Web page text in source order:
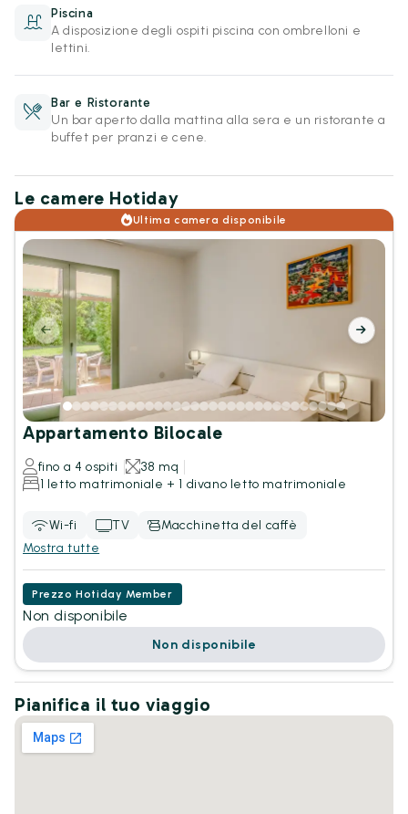
Piscina
A disposizione degli ospiti piscina con ombrelloni e
lettini.
Bar e Ristorante
Un bar aperto dalla mattina alla sera e un ristorante a
buffet per pranzi e cene.
Le camere Hotiday
Ultima camera disponibile
Appartamento Bilocale
fino a 4 ospiti
38 mq
1 letto matrimoniale + 1 divano letto matrimoniale
Wi-fi TV
Macchinetta del caffè
Mostra tutte
Prezzo Hotiday Member
Non disponibile
Non disponibile
Pianifica il tuo viaggio